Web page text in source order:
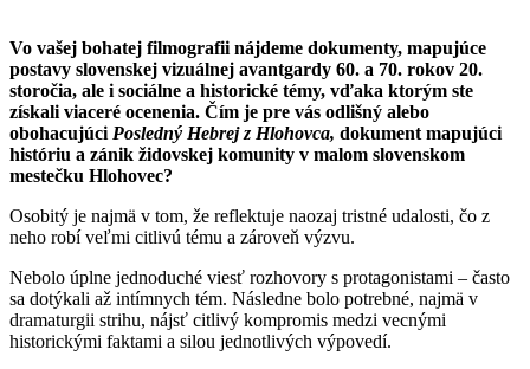
Vo vašej bohatej filmografii nájdeme dokumenty, mapujúce
postavy slovenskej vizuálnej avantgardy 60. a 70. rokov 20.
storočia, ale i sociálne a historické témy, vďaka ktorým ste
získali viaceré ocenenia. Čím je pre vás odlišný alebo
obohacujúci Posledný Hebrej z Hlohovca, dokument mapujúci
históriu a zánik židovskej komunity v malom slovenskom
mestečku Hlohovec?
Osobitý je najmä v tom, že reflektuje naozaj tristné udalosti, čo z
neho robí veľmi citlivú tému a zároveň výzvu.
Nebolo úplne jednoduché viesť rozhovory s protagonistami – často
sa dotýkali až intímnych tém. Následne bolo potrebné, najmä v
dramaturgii strihu, nájsť citlivý kompromis medzi vecnými
historickými faktami a silou jednotlivých výpovedí.